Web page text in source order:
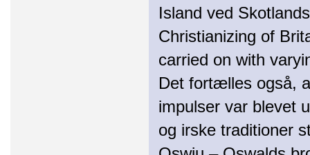
Island ved
Christianizing of
carried on with
Det fortælles også,
impulser var blevet
og irske traditioner